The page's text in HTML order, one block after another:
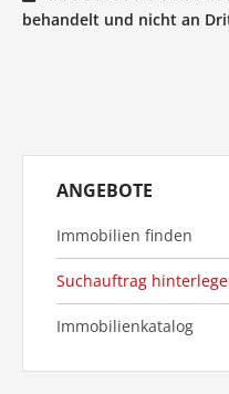
ANGEBOTE
Immobilien finden
Suchauftrag
Immobilienkatalog
behandelt und nicht an